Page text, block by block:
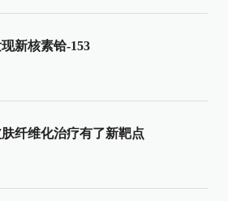
新核素铪-153
纤维化治疗有了新靶点